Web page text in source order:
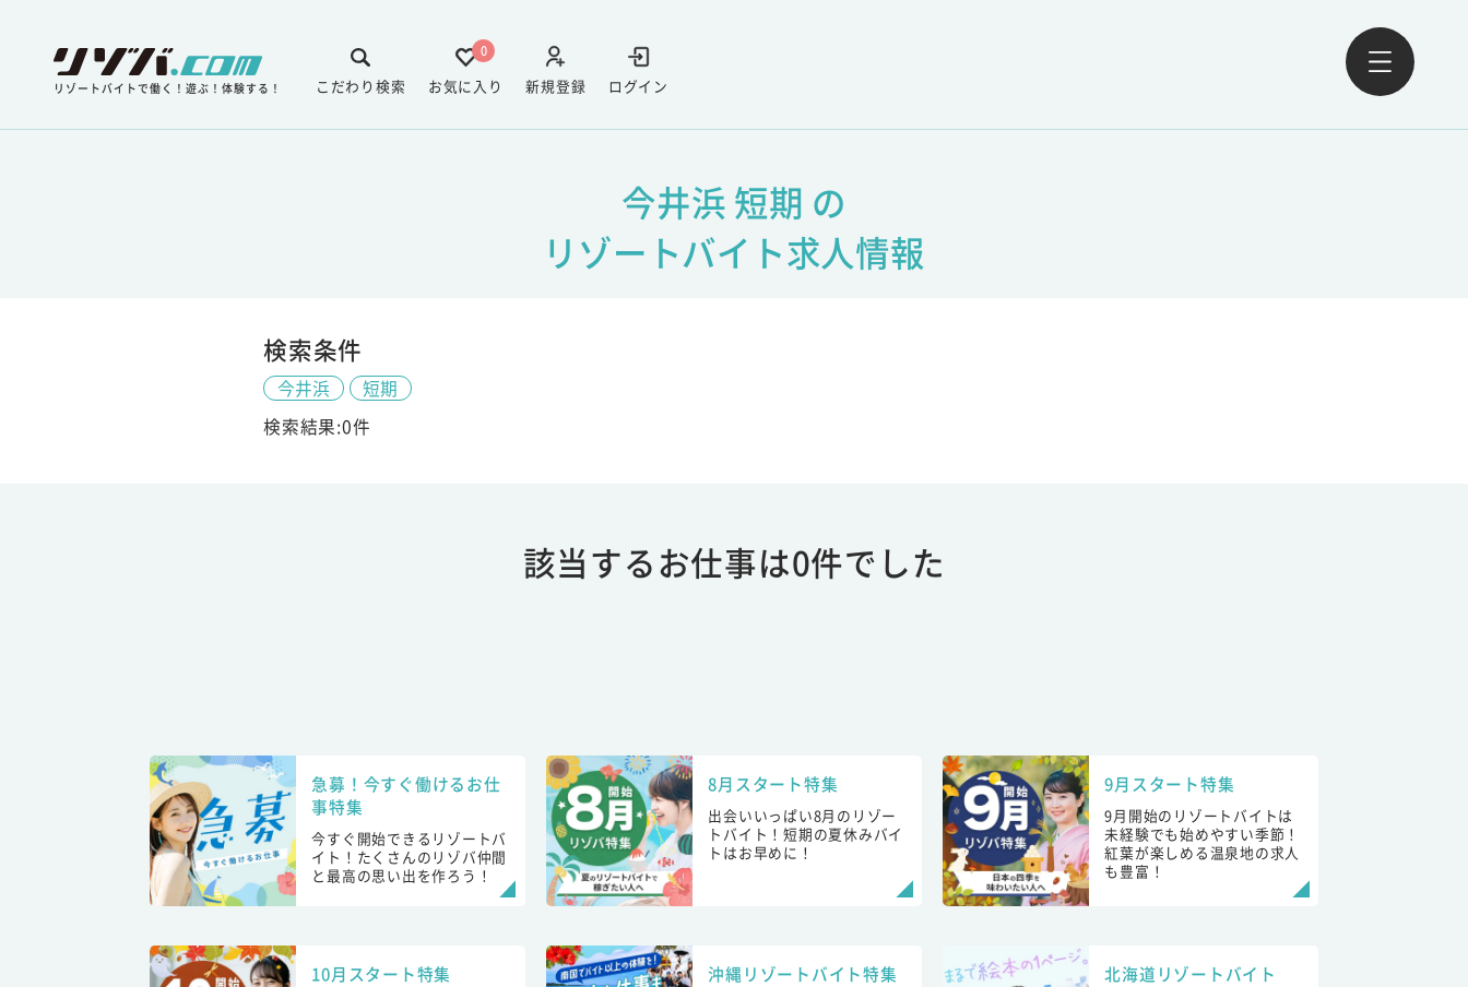
リゾートバイトで働く！遊ぶ！体験する！ ログイン
新規登録
0
お気に入り
こだわり検索
今井浜 短期 の
リゾートバイト求人情報
検索条件
今井浜
短期
検索結果:0件
該当するお仕事は0件でした
急募！今すぐ働けるお仕
事特集
今すぐ開始できるリゾートバ
イト！たくさんのリゾバ仲間
と最高の思い出を作ろう！
8月スタート特集
出会いいっぱい8月のリゾー
トバイト！短期の夏休みバイ
トはお早めに！
9月スタート特集
9月開始のリゾートバイトは
未経験でも始めやすい季節！
紅葉が楽しめる温泉地の求人
も豊富！
10月スタート特集 沖縄リゾートバイト特集 北海道リゾートバイト